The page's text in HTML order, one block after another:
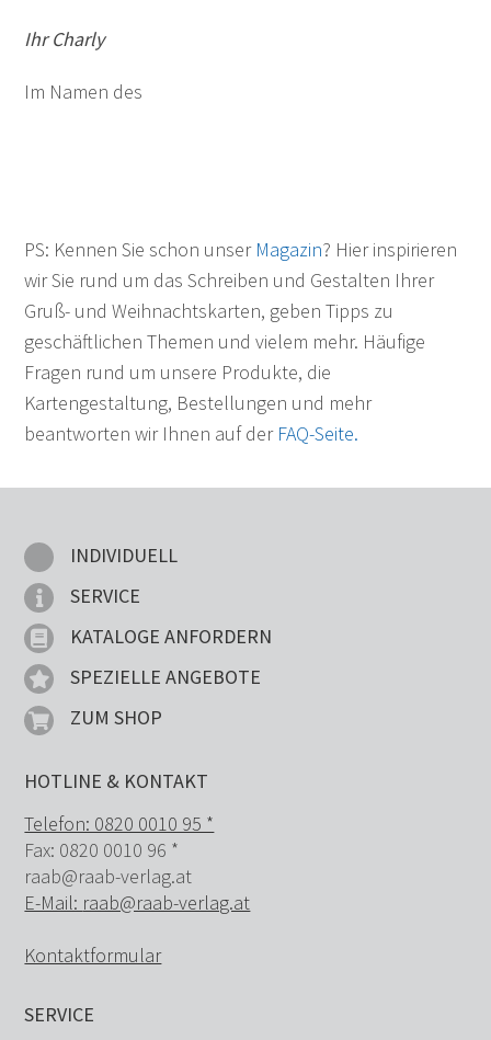
Ihr Charly
Im Namen des
PS: Kennen Sie schon unser Magazin? Hier inspirieren
wir Sie rund um das Schreiben und Gestalten Ihrer
Gruß- und Weihnachtskarten, geben Tipps zu
geschäftlichen Themen und vielem mehr. Häufige
Fragen rund um unsere Produkte, die
Kartengestaltung, Bestellungen und mehr
beantworten wir Ihnen auf der FAQ-Seite.
INDIVIDUELL
SERVICE
KATALOGE ANFORDERN
SPEZIELLE ANGEBOTE
ZUM SHOP
HOTLINE & KONTAKT
Telefon: 0820 0010 95 *
Fax: 0820 0010 96 *
raab@raab-verlag.at
E-Mail: raab@raab-verlag.at
Kontaktformular
SERVICE